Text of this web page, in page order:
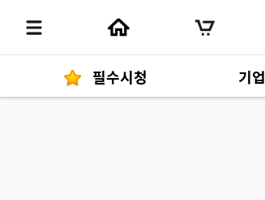
필수시청 기업